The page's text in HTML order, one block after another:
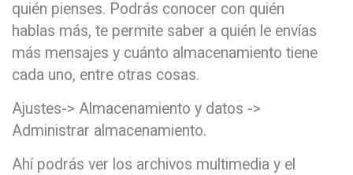
quién pienses. Podrás conocer con quién
hablas más, te permite saber a quién le envías
más mensajes y cuánto almacenamiento tiene
cada uno, entre otras cosas.
Ajustes-> Almacenamiento y datos ->
Administrar almacenamiento.
Ahí podrás ver los archivos multimedia y el